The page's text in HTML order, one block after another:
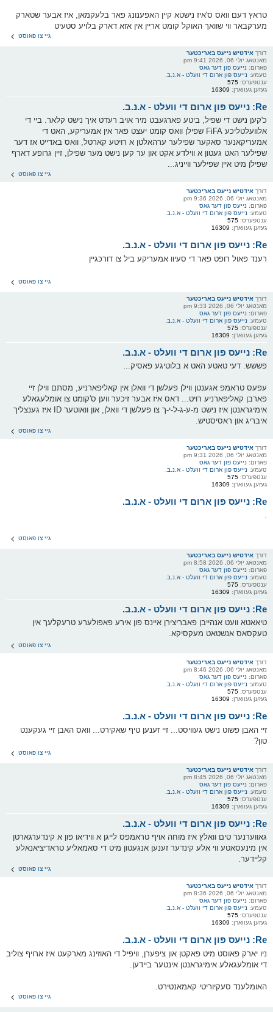
טראץ דעם וואס ס'איז נישטא קיין האפענונג פאר בלעקמאן, איז אבער שטארק
מערקבאר ווי שוואך האוקל קומט אריין אין אזא דארק בלויע סטעיט
גיי צו פאוסט
דורך אידטיש נייעס באריכטער
מאנטאג יולי 06, 2026 9:41 pm
פארום: נייעס פון דער גאס
טעמע: נייעס פון ארום די וועלט - א.נ.ב.
ענטפערס: 575
געזען געווארן: 16309
Re: נייעס פון ארום די וועלט - א.נ.ב.
כ'קען נישט די שפיל, ביטע פארגעבט מיר אויב רעדט איך נישט קלאר. ביי די
אלוועלטליכע FiFA שפילן וואס קומט יעצט פאר אין אמעריקע, האט די
אמעריקאנער סאקער שפילער ערהאלטן א רויטע קארטל, וואס באדייט אז דער
שפילער האט געטון א ווילדע אקט און ער קען נישט מער שפילן, זיין גרופע דארף
שפילן מיט איין שפילער ווייניג...
גיי צו פאוסט
דורך אידטיש נייעס באריכטער
מאנטאג יולי 06, 2026 9:36 pm
פארום: נייעס פון דער גאס
טעמע: נייעס פון ארום די וועלט - א.נ.ב.
ענטפערס: 575
געזען געווארן: 16309
Re: נייעס פון ארום די וועלט - א.נ.ב.
רענד פאול רופט פאר די סעיוו אמעריקע ביל צו דורכגיין
גיי צו פאוסט
דורך אידטיש נייעס באריכטער
מאנטאג יולי 06, 2026 9:33 pm
פארום: נייעס פון דער גאס
טעמע: נייעס פון ארום די וועלט - א.נ.ב.
ענטפערס: 575
געזען געווארן: 16309
Re: נייעס פון ארום די וועלט - א.נ.ב.
פששש. דעי טאטע האט א בלוטיגע פאסיק...
עפעס טראמפ אגענטן ווילן פעלשן די וואלן אין קאליפארניע, מסתם ווילן זיי
פארבן קאליפארניע רויט... דאס איז אבער זיכער ווען ס'קומט צו אומלעגאלע
אימיגראנטן איז נישט מ-ע-ג-ל-י-ך צו פעלשן די וואלן, און וואוטער ID איז גענצליך
איבריג און ראסיסטיש.
גיי צו פאוסט
דורך אידטיש נייעס באריכטער
מאנטאג יולי 06, 2026 9:31 pm
פארום: נייעס פון דער גאס
טעמע: נייעס פון ארום די וועלט - א.נ.ב.
ענטפערס: 575
געזען געווארן: 16309
Re: נייעס פון ארום די וועלט - א.נ.ב.
גיי צו פאוסט
דורך אידטיש נייעס באריכטער
מאנטאג יולי 06, 2026 8:58 pm
פארום: נייעס פון דער גאס
טעמע: נייעס פון ארום די וועלט - א.נ.ב.
ענטפערס: 575
געזען געווארן: 16309
Re: נייעס פון ארום די וועלט - א.נ.ב.
טיאאטא וועט אנהייבן פאבריצירן איינס פון אירע פאפולערע טרעקלעך אין
טעקסאס אנשטאט מעקסיקא.
גיי צו פאוסט
דורך אידטיש נייעס באריכטער
מאנטאג יולי 06, 2026 8:46 pm
פארום: נייעס פון דער גאס
טעמע: נייעס פון ארום די וועלט - א.נ.ב.
ענטפערס: 575
געזען געווארן: 16309
Re: נייעס פון ארום די וועלט - א.נ.ב.
זיי האבן פשוט נישט געוויסט... זיי זענען טיף שאקירט... וואס האבן זיי געקענט
טון?
גיי צו פאוסט
דורך אידטיש נייעס באריכטער
מאנטאג יולי 06, 2026 8:45 pm
פארום: נייעס פון דער גאס
טעמע: נייעס פון ארום די וועלט - א.נ.ב.
ענטפערס: 575
געזען געווארן: 16309
Re: נייעס פון ארום די וועלט - א.נ.ב.
גאווערנער טים וואלץ איז מוחה אויף טראמפס לייגן א ווידיאו פון א קינדערגארטן
אין מינעסאטע ווי אלע קינדער זענען אנגעטון מיט די סאמאליע טראדיציאנאלע
קליידער.
גיי צו פאוסט
דורך אידטיש נייעס באריכטער
מאנטאג יולי 06, 2026 8:36 pm
פארום: נייעס פון דער גאס
טעמע: נייעס פון ארום די וועלט - א.נ.ב.
ענטפערס: 575
געזען געווארן: 16309
Re: נייעס פון ארום די וועלט - א.נ.ב.
ניו יארק פאוסט מיט פאקטן און ציפערן, וויפיל די האוזינג מארקעט איז ארויף צוליב
די אומלעגאלע אימיגראנטן אינטער ביידען.
האומלענד סעקיוריטי קאמאנטירט.
גיי צו פאוסט